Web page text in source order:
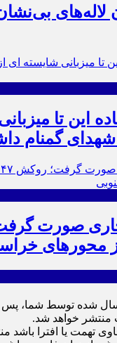
لاله‌های
این تا
شهدای گمنام
صورت
شده توسط شما، پس
منتشر خواهد شد.
تهمت یا افترا باشد